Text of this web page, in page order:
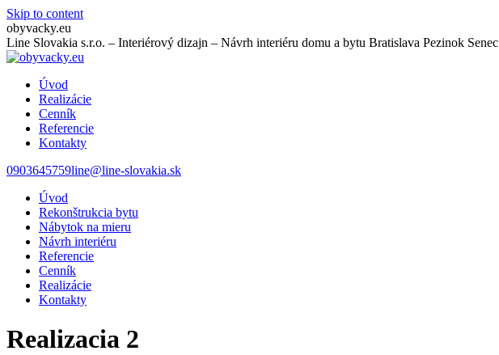
Skip to content
obyvacky.eu
Line Slovakia s.r.o. – Interiérový dizajn – Návrh interiéru domu a bytu Bratislava Pezinok Senec
Úvod
Realizácie
Cenník
Referencie
Kontakty
0903645759line@line-slovakia.sk
Úvod
Rekonštrukcia bytu
Nábytok na mieru
Návrh interiéru
Referencie
Cenník
Realizácie
Kontakty
Realizacia 2